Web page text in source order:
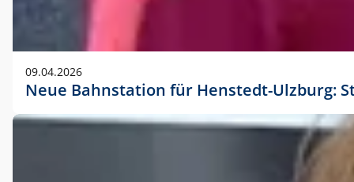
09.04.2026
Neue Bahnstation für Henstedt-Ulzburg: